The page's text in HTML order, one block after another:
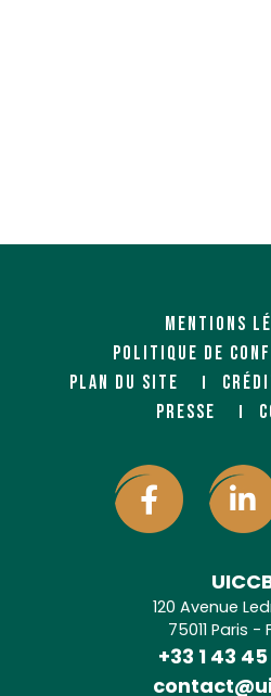
MENTIONS
POLITIQUE DE
PLAN DU SITE
PRESSE
120 Avenue
75011 Paris -
+33 1 43